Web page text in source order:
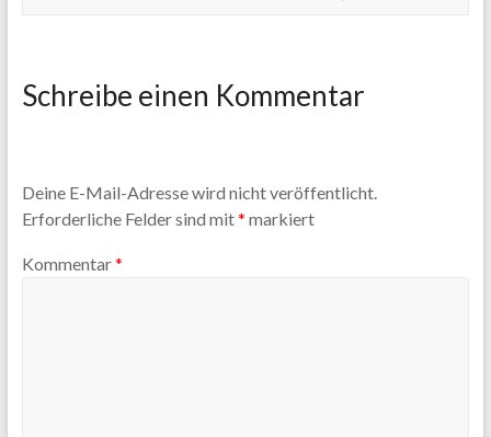
Schreibe einen Kommentar
Deine E-Mail-Adresse wird nicht veröffentlicht.
Erforderliche Felder sind mit* markiert
Kommentar*